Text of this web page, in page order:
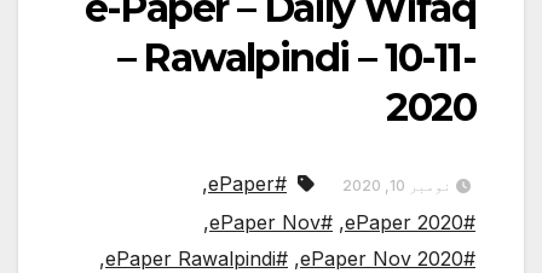
– Rawalpindi – 10-11-
2020
نومبر 10, 2020 #ePaper
,
#ePaper 2020
,
#ePaper Nov
,
#ePaper Nov 2020
,
#ePaper Rawalpindi
,